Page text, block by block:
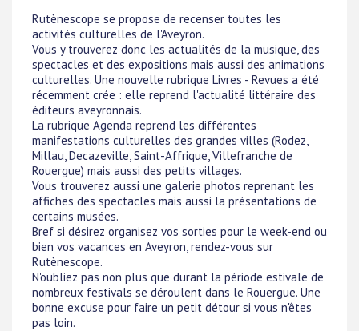
Rutènescope se propose de recenser toutes les
activités culturelles de l'Aveyron.
Vous y trouverez donc les actualités de la musique, des
spectacles et des expositions mais aussi des animations
culturelles. Une nouvelle rubrique Livres - Revues a été
récemment crée : elle reprend l'actualité littéraire des
éditeurs aveyronnais.
La rubrique Agenda reprend les différentes
manifestations culturelles des grandes villes (Rodez,
Millau, Decazeville, Saint-Affrique, Villefranche de
Rouergue) mais aussi des petits villages.
Vous trouverez aussi une galerie photos reprenant les
affiches des spectacles mais aussi la présentations de
certains musées.
Bref si désirez organisez vos sorties pour le week-end ou
bien vos vacances en Aveyron, rendez-vous sur
Rutènescope.
N'oubliez pas non plus que durant la période estivale de
nombreux festivals se déroulent dans le Rouergue. Une
bonne excuse pour faire un petit détour si vous n'êtes
pas loin.